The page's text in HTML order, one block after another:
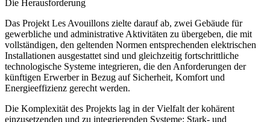
Die Herausforderung
Das Projekt Les Avouillons zielte darauf ab, zwei Gebäude für
gewerbliche und administrative Aktivitäten zu übergeben, die mit
vollständigen, den geltenden Normen entsprechenden elektrischen
Installationen ausgestattet sind und gleichzeitig fortschrittliche
technologische Systeme integrieren, die den Anforderungen der
künftigen Erwerber in Bezug auf Sicherheit, Komfort und
Energieeffizienz gerecht werden.
Die Komplexität des Projekts lag in der Vielfalt der kohärent
einzusetzenden und zu integrierenden Systeme: Stark- und